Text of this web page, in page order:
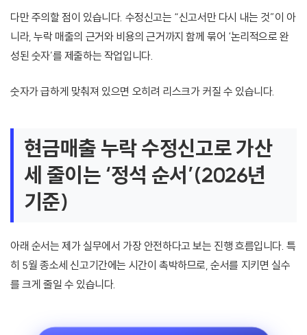
다만 주의할 점이 있습니다. 수정신고는 “신고서만 다시 내는 것”이 아
니라, 누락 매출의 근거와 비용의 근거까지 함께 묶어 ‘논리적으로 완
성된 숫자’를 제출하는 작업입니다.
숫자가 급하게 맞춰져 있으면 오히려 리스크가 커질 수 있습니다.
현금매출 누락 수정신고로 가산
세 줄이는 ‘정석 순서’(2026년
기준)
아래 순서는 제가 실무에서 가장 안전하다고 보는 진행 흐름입니다. 특
히 5월 종소세 신고기간에는 시간이 촉박하므로, 순서를 지키면 실수
를 크게 줄일 수 있습니다.